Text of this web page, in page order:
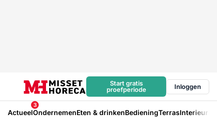
Start gratis
proefperiode
Inloggen
Actueel
3
OndernemenEten & drinkenBedieningTerrasInterieur